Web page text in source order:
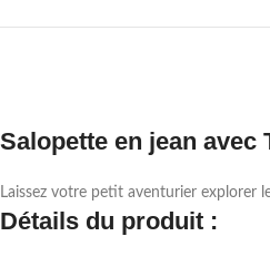
Salopette en jean
Laissez votre petit aventurier explorer
Détails du produit :